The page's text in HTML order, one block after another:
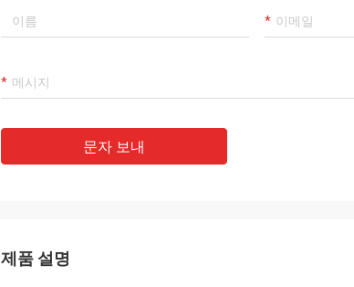
문자 보내
제품 설명